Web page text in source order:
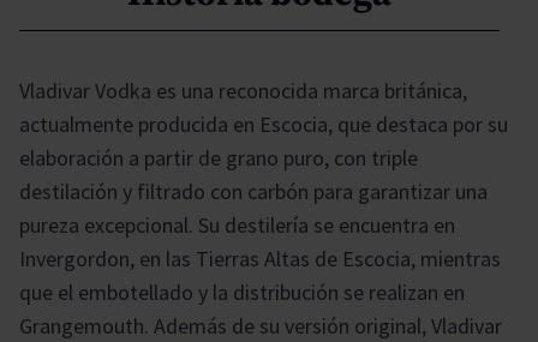
Vladivar Vodka es una reconocida marca británica,
actualmente producida en Escocia, que destaca por su
elaboración a partir de grano puro, con triple
destilación y filtrado con carbón para garantizar una
pureza excepcional. Su destilería se encuentra en
Invergordon, en las Tierras Altas de Escocia, mientras
que el embotellado y la distribución se realizan en
Grangemouth. Además de su versión original, Vladivar